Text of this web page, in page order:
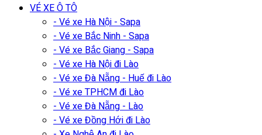
VÉ XE Ô TÔ
- Vé xe Hà Nội - Sapa
- Vé xe Bắc Ninh - Sapa
- Vé xe Bắc Giang - Sapa
- Vé xe Hà Nội đi Lào
- Vé xe Đà Nẵng - Huế đi Lào
- Vé xe TPHCM đi Lào
- Vé xe Đà Nẵng - Lào
- Vé xe Đồng Hới đi Lào